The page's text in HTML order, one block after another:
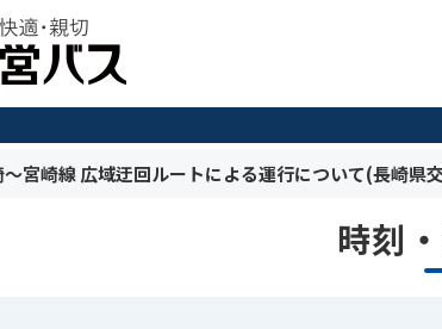
～宮崎線 広域迂回ルートによる運行について(長崎県
時刻